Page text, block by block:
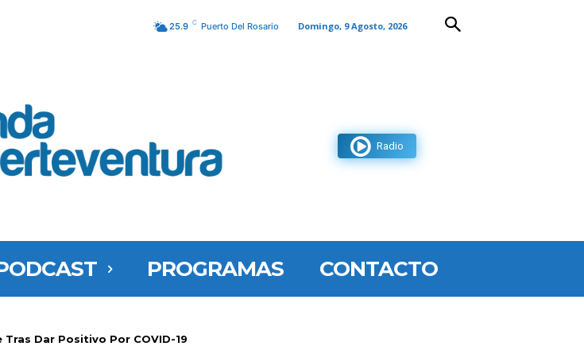
25.9 C Puerto Del Rosario Domingo, 9 Agosto, 2026
Radio
PROGRAMAS CONTACTO
Dar Positivo Por COVID-19